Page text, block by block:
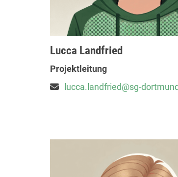
Lucca Landfried
Projektleitung
lucca.landfried@sg-